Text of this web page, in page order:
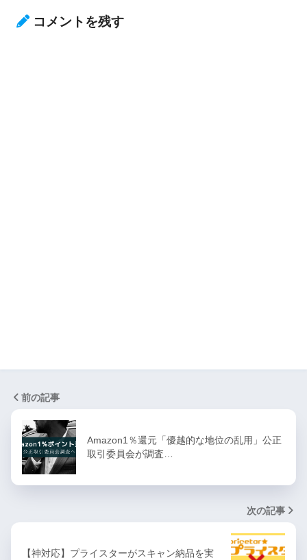
コメントを残す
前の記事
Amazon1％還元「優越的な地位の乱用」公正
取引委員会が調査…
次の記事
【神対応】プライスターがスキャン納品を実